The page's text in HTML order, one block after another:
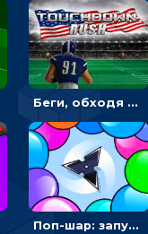
Беги, обходя соперников и собирай бонусы - американский футбол
Поп-шар: запускать колючку, чтобы лопать воздушные шарики